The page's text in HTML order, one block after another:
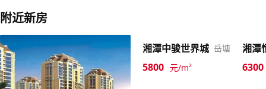
附近新房
湘潭中骏世界城 岳塘
5800 元/m²
湘潭
6300